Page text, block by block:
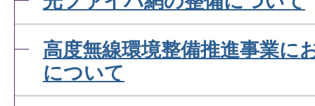
高度無線環境整備推進事業に
について